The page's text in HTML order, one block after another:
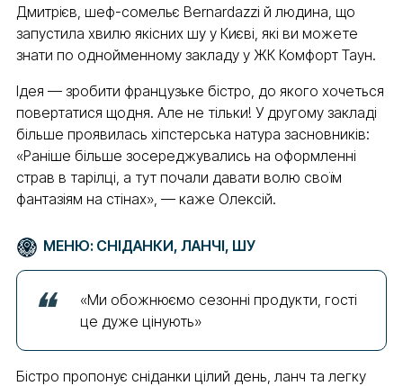
Дмитрієв, шеф-сомельє Bernardazzi й людина, що
запустила хвилю якісних шу у Києві, які ви можете
знати по однойменному закладу у ЖК Комфорт Таун.
Ідея — зробити французьке бістро, до якого хочеться
повертатися щодня. Але не тільки! У другому закладі
більше проявилась хіпстерська натура засновників:
«Раніше більше зосереджувались на оформленні
страв в тарілці, а тут почали давати волю своїм
фантазіям на стінах», — каже Олексій.
МЕНЮ: СНІДАНКИ, ЛАНЧІ, ШУ
«Ми обожнюємо сезонні продукти, гості
це дуже цінують»
Бістро пропонує сніданки цілий день, ланч та легку